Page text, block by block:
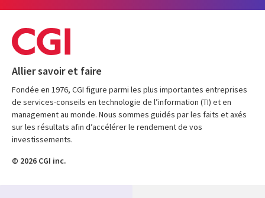
Allier savoir et faire
Fondée en 1976, CGI figure parmi les plus importantes entreprises
de services-conseils en technologie de l’information (TI) et en
management au monde. Nous sommes guidés par les faits et axés
sur les résultats afin d’accélérer le rendement de vos
investissements.
© 2026 CGI inc.